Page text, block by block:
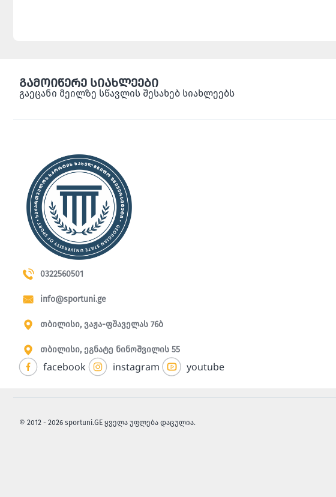
გამოიწერე სიახლეები
გაეცანი მეილზე სწავლის შესახებ სიახლეებს
0322560501
info@sportuni.ge
თბილისი, ვაჟა-ფშაველას 76ბ
თბილისი, ეგნატე ნინოშვილის 55
facebook instagram youtube
© 2012 - 2026 sportuni.GE ყველა უფლება დაცულია.